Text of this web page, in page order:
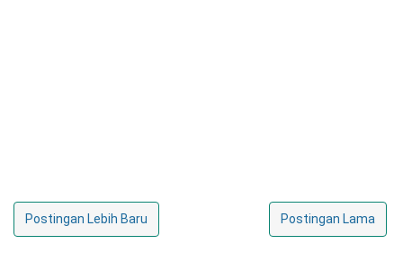
Postingan Lebih Baru Postingan Lama